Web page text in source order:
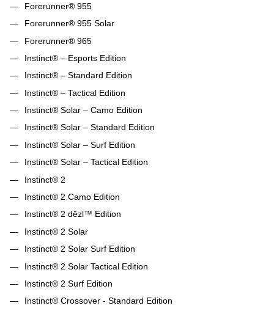
Forerunner® 955
Forerunner® 955 Solar
Forerunner® 965
Instinct® – Esports Edition
Instinct® – Standard Edition
Instinct® – Tactical Edition
Instinct® Solar – Camo Edition
Instinct® Solar – Standard Edition
Instinct® Solar – Surf Edition
Instinct® Solar – Tactical Edition
Instinct® 2
Instinct® 2 Camo Edition
Instinct® 2 dēzl™ Edition
Instinct® 2 Solar
Instinct® 2 Solar Surf Edition
Instinct® 2 Solar Tactical Edition
Instinct® 2 Surf Edition
Instinct® Crossover - Standard Edition